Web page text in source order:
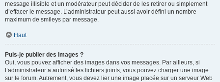
message illisible et un modérateur peut décider de les retirer ou simplement
d’effacer le message. L’administrateur peut aussi avoir défini un nombre
maximum de smileys par message.
Haut
Puis-je publier des images ?
Oui, vous pouvez afficher des images dans vos messages. Par ailleurs, si
l’administrateur a autorisé les fichiers joints, vous pouvez charger une image
sur le forum. Autrement, vous devez lier une image placée sur un serveur Web